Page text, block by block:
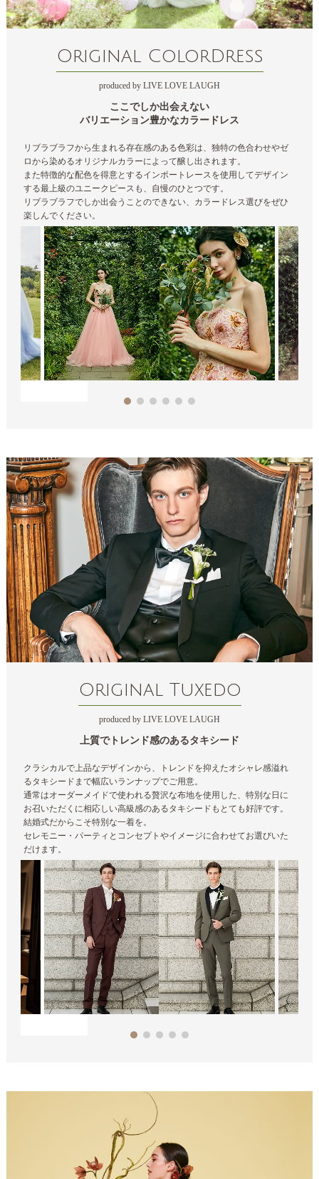
Original ColorDress
produced by LIVE LOVE LAUGH
ここでしか出会えない
バリエーション豊かなカラードレス
リブラブラフから生まれる存在感のある色彩は、独特の色合わせやゼ
ロから染めるオリジナルカラーによって醸し出されます。
また特徴的な配色を得意とするインポートレースを使用してデザイン
する最上級のユニークピースも、自慢のひとつです。
リブラブラフでしか出会うことのできない、カラードレス選びをぜひ
楽しんでください。
Original Tuxedo
produced by LIVE LOVE LAUGH
上質でトレンド感のあるタキシード
クラシカルで上品なデザインから、トレンドを抑えたオシャレ感溢れ
るタキシードまで幅広いランナップでご用意。
通常はオーダーメイドで使われる贅沢な布地を使用した、特別な日に
お召いただくに相応しい高級感のあるタキシードもとても好評です。
結婚式だからこそ特別な一着を。
セレモニー・パーティとコンセプトやイメージに合わせてお選びいた
だけます。